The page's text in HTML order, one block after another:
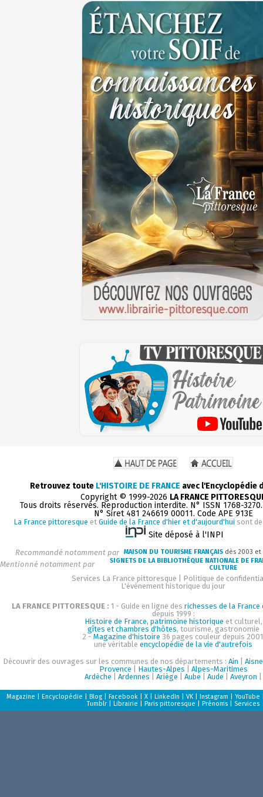
Retrouvez toute L'HISTOIRE DE FRANCE avec l'Encyclopédie
Copyright © 1999-2026 LA FRANCE
Tous droits réservés. Reproduction interdite. N° ISSN 1768-
N° Siret 481 246619 00011. Code APE 913E
La France pittoresque et Guide de la France d'hier et d'aujourd'hui sont
Site déposé à l'INPI
Recommandé notamment par MAISON DU TOURISME FRANÇAIS dès 2003 et
Mentionné notamment par
SIGNETS DE LA BIBLIOTHÈQUE NATIONALE DE
CULTURE
Services La France pittoresque
Politique de
L'événement historique du jour
LA FRANCE PITTORESQUE : 1 - Guide en ligne des richesses de la
depuis 1999 :
Histoire de France, patrimoine historique et culturel,
gîtes et chambres d'hôtes, tourisme, gastronomie
2 - Magazine d'histoire 36 pages couleur depuis
une véritable encyclopédie de la vie d'autrefois
Découvrir des ouvrages sur les communes de nos départements : Ain
Aisne
Provence
Hautes-Alpes
Alpes-Maritimes
Ardèche
Ardennes Ariège Aube Aude Aveyron
Magazine Encyclopédie Blog Facebook X LinkedIn VK Instagram YouTube
Tumblr
Librairie Paris pittoresque Prénoms Services